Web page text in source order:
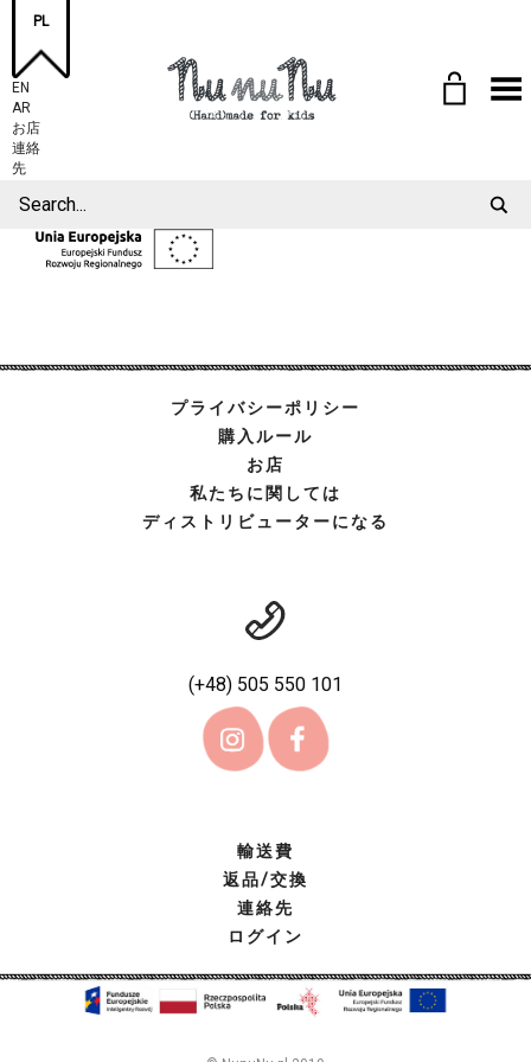
PL
EN
AR
お店
連絡
先
Toggle Menu
プライバシーポリシー
購入ルール
お店
私たちに関しては
ディストリビューターになる
(+48) 505 550 101
輸送費
返品/交換
連絡先
ログイン